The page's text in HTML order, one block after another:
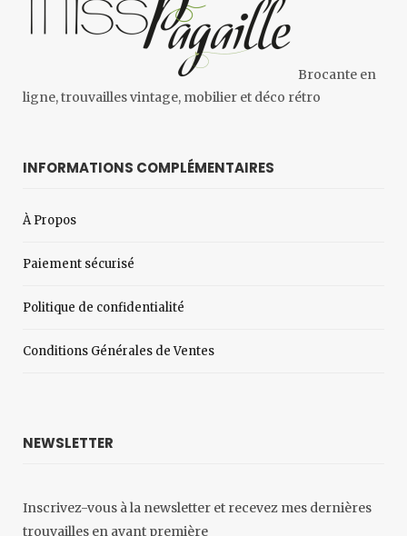
Brocante en
ligne, trouvailles vintage, mobilier et déco rétro
INFORMATIONS COMPLÉMENTAIRES
À Propos
Paiement sécurisé
Politique de confidentialité
Conditions Générales de Ventes
NEWSLETTER
Inscrivez-vous à la newsletter et recevez mes dernières
trouvailles en avant première